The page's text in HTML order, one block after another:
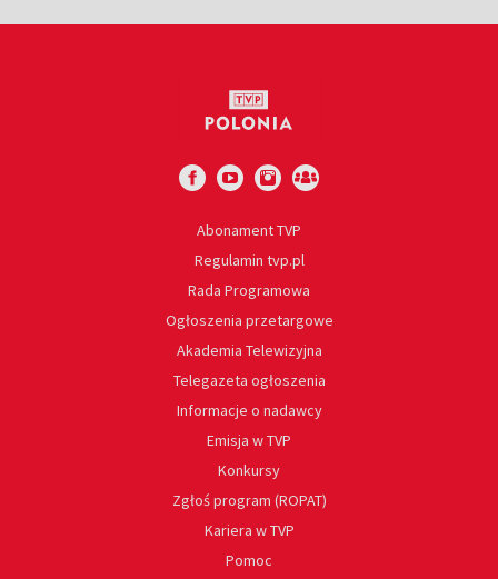
Abonament TVP
Regulamin tvp.pl
Rada Programowa
Ogłoszenia przetargowe
Akademia Telewizyjna
Telegazeta ogłoszenia
Informacje o nadawcy
Emisja w TVP
Konkursy
Zgłoś program (ROPAT)
Kariera w TVP
Pomoc